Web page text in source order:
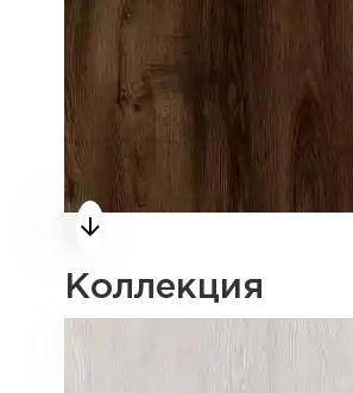
Коллекция